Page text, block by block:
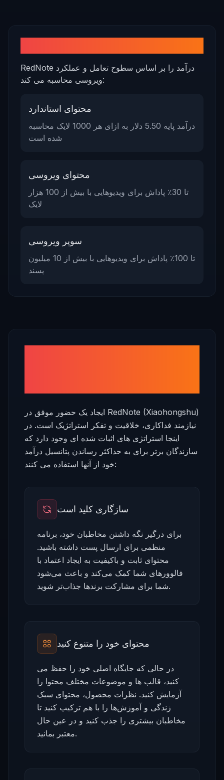
RedNote درآمد را بر اساس سطوح تعامل و عملکرد
ویروسی محاسبه می کند:
محتوای استاندارد
درآمد پایه 5.50 دلار به ازای هر 1000 لایک محاسبه
شده است
محتوای ویروسی
تا 30٪ پاداش برای ویدیوهایی با بیش از 100 هزار
لایک
سوپر ویروسی
تا 100٪ پاداش برای ویدیوهایی با بیش از 10 میلیون
پسند
ایجاد یک حضور موفق در RedNote (Xiaohongshu)
نیازمند فداکاری، خلاقیت و تفکر استراتژیک است. در
اینجا استراتژی های اثبات شده ای وجود دارد که
سازندگان برتر برای به حداکثر رساندن پتانسیل درآمد
خود از آنها استفاده می کنند:
سازگاری کلید است
برای درگیر نگه داشتن مخاطبان خود، برنامه
منظمی برای ارسال پست داشته باشید.
محتوای ثابت و باکیفیت به ایجاد اعتماد با
فالوورهای شما کمک می‌کند و باعث می‌شود
شما برای مشارکت برندها جذاب‌تر شوید.
محتوای خود را متنوع کنید
در حالی که جایگاه اصلی خود را حفظ می
کنید، قالب ها و موضوعات مختلف محتوا را
آزمایش کنید. نظرات محصول، محتوای سبک
زندگی و آموزش‌ها را با هم ترکیب کنید تا
مخاطبان بیشتری را جذب کنید و در عین حال
معتبر بمانید.